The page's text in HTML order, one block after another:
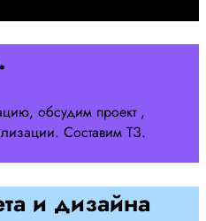
обсудим проект ,
Составим ТЗ.
и дизайна